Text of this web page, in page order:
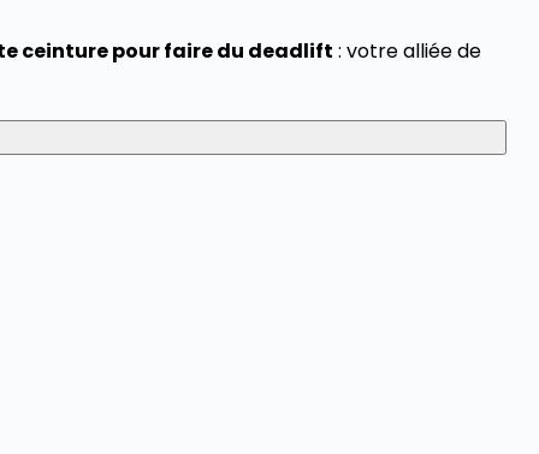
ceinture pour faire du deadlift : votre alliée de